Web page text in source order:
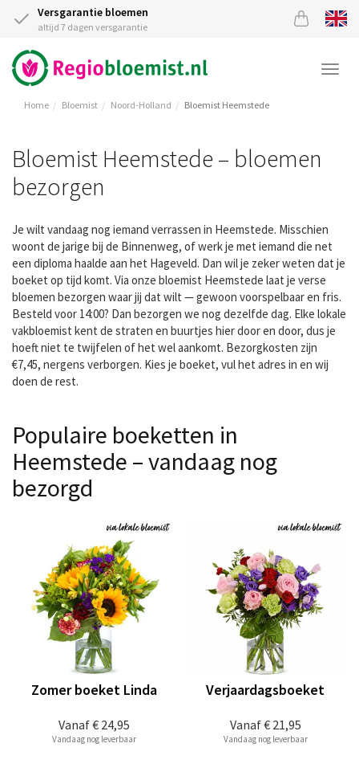
Versgarantie bloemen
altijd 7 dagen versgarantie
Home Bloemist Noord-Holland Bloemist Heemstede
Bloemist Heemstede – bloemen
bezorgen
Je wilt vandaag nog iemand verrassen in Heemstede. Misschien
woont de jarige bij de Binnenweg, of werk je met iemand die net
een diploma haalde aan het Hageveld. Dan wil je zeker weten dat je
boeket op tijd komt. Via onze bloemist Heemstede laat je verse
bloemen bezorgen waar jij dat wilt — gewoon voorspelbaar en fris.
Besteld voor 14:00? Dan bezorgen we nog dezelfde dag. Elke lokale
vakbloemist kent de straten en buurtjes hier door en door, dus je
hoeft niet te twijfelen of het wel aankomt. Bezorgkosten zijn
€7,45, nergens verborgen. Kies je boeket, vul het adres in en wij
doen de rest.
Populaire boeketten in
Heemstede – vandaag nog
bezorgd
Vanaf€ 24,95
Zomer boeket Linda
Vandaag nog leverbaar
Vanaf€ 21,95
Verjaardagsboeket
Vandaag nog leverbaar